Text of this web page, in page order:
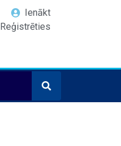
Ienākt
Reģistrēties